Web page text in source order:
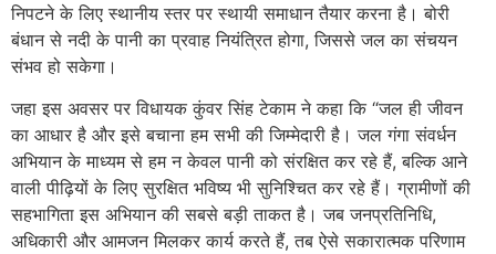
निपटने के लिए स्थानीय स्तर पर स्थायी समाधान तैयार करना है। बोरी
बंधान से नदी के पानी का प्रवाह नियंत्रित होगा, जिससे जल का संचयन
संभव हो सकेगा।
जहा इस अवसर पर विधायक कुंवर सिंह टेकाम ने कहा कि “जल ही जीवन
का आधार है और इसे बचाना हम सभी की जिम्मेदारी है। जल गंगा संवर्धन
अभियान के माध्यम से हम न केवल पानी को संरक्षित कर रहे हैं, बल्कि आने
वाली पीढ़ियों के लिए सुरक्षित भविष्य भी सुनिश्चित कर रहे हैं। ग्रामीणों की
सहभागिता इस अभियान की सबसे बड़ी ताकत है। जब जनप्रतिनिधि,
अधिकारी और आमजन मिलकर कार्य करते हैं, तब ऐसे सकारात्मक परिणाम